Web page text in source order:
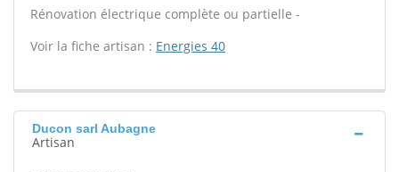
Rénovation électrique complète ou partielle -
Voir la fiche artisan : Energies 40
Ducon sarl Aubagne
Artisan